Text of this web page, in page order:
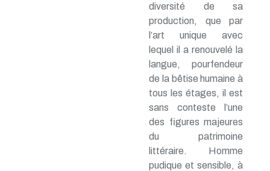
diversité de sa
production, que par
l’art unique avec
lequel il a renouvelé la
langue, pourfendeur
de la bêtise humaine à
tous les étages, il est
sans conteste l’une
des figures majeures
du patrimoine
littéraire. Homme
pudique et sensible, à